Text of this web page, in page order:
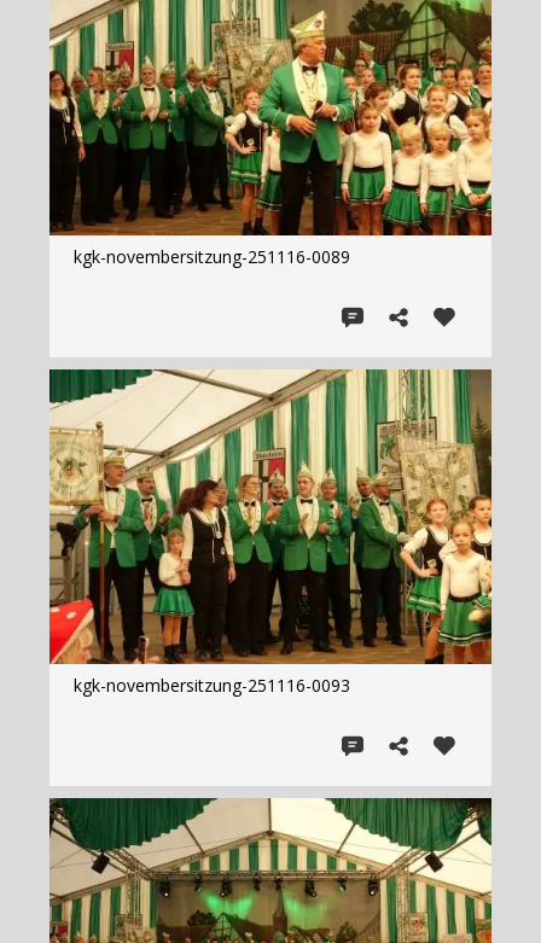
kgk-novembersitzung-251116-0089
kgk-novembersitzung-251116-0093